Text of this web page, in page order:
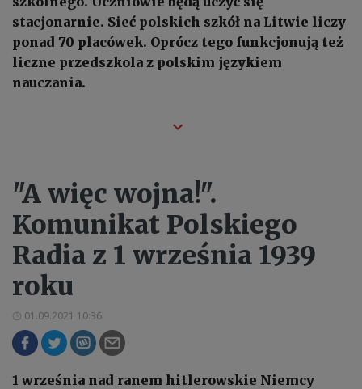
stacjonarnie. Sieć polskich szkół na Litwie liczy
ponad 70 placówek. Oprócz tego funkcjonują też
liczne przedszkola z polskim językiem
nauczania.
"A więc wojna!".
Komunikat Polskiego
Radia z 1 września 1939
roku
01.09.2021 10:36
1 września nad ranem hitlerowskie Niemcy